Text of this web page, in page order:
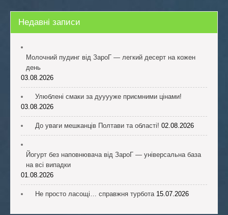
Недавні записи
Молочний пудинг від ЗароГ — легкий десерт на кожен
день
03.08.2026
Улюблені смаки за дууууже приємними цінами!
03.08.2026
До уваги мешканців Полтави та області! 02.08.2026
Йогурт без наповнювача від ЗароГ — універсальна база
на всі випадки
01.08.2026
Не просто ласощі… справжня турбота 15.07.2026